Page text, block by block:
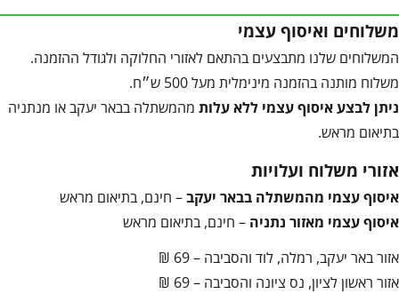
משלוחים ואיסוף עצמי
המשלוחים שלנו מתבצעים בהתאם לאזורי החלוקה ולגודל ההזמנה.
משלוח מותנה בהזמנה מינימלית מעל 500 ש״ח.
ניתן לבצע איסוף עצמי ללא עלות מהמשתלה בבאר יעקב או מנתניה
בתיאום מראש.
אזורי משלוח ועלויות
איסוף עצמי מהמשתלה בבאר יעקב– חינם, בתיאום מראש
איסוף עצמי מאזור נתניה – חינם, בתיאום מראש
אזור באר יעקב, רמלה, לוד והסביבה – 69 ₪
אזור ראשון לציון, נס ציונה והסביבה – 69 ₪